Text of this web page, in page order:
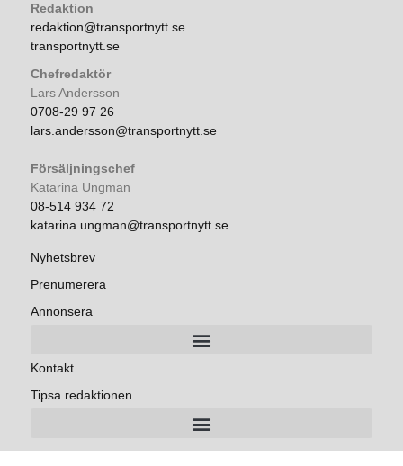
Redaktion
redaktion@transportnytt.se
transportnytt.se
Chefredaktör
Lars Andersson
0708-29 97 26
lars.andersson@transportnytt.se
Försäljningschef
Katarina Ungman
08-514 934 72
katarina.ungman@transportnytt.se
Nyhetsbrev
Prenumerera
Annonsera
Kontakt
Tipsa redaktionen